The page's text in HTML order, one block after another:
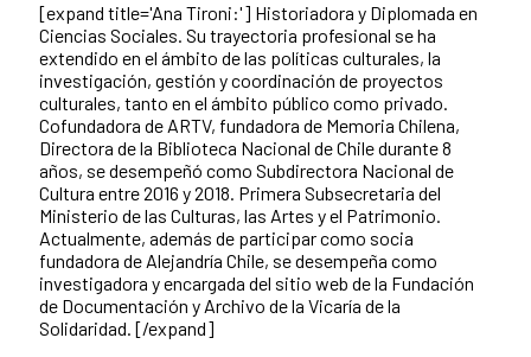
[expand title='Ana Tironi:'] Historiadora y Diplomada en
Ciencias Sociales. Su trayectoria profesional se ha
extendido en el ámbito de las políticas culturales, la
investigación, gestión y coordinación de proyectos
culturales, tanto en el ámbito público como privado.
Cofundadora de ARTV, fundadora de Memoria Chilena,
Directora de la Biblioteca Nacional de Chile durante 8
años, se desempeñó como Subdirectora Nacional de
Cultura entre 2016 y 2018. Primera Subsecretaria del
Ministerio de las Culturas, las Artes y el Patrimonio.
Actualmente, además de participar como socia
fundadora de Alejandría Chile, se desempeña como
investigadora y encargada del sitio web de la Fundación
de Documentación y Archivo de la Vicaría de la
Solidaridad. [/expand]